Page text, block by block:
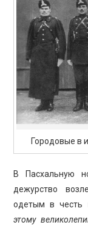
Городовые в
В Пасхальную
дежурство
одетым в честь
этому